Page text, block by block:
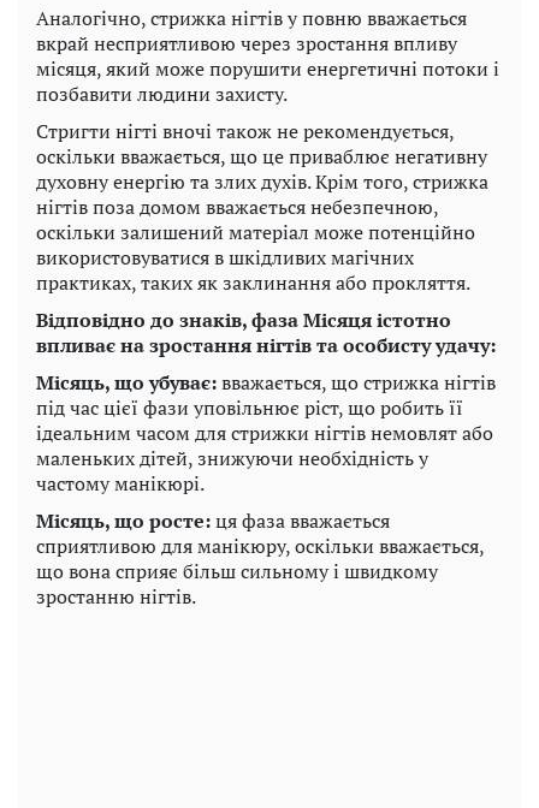
Аналогічно, стрижка нігтів у повню вважається
вкрай несприятливою через зростання впливу
місяця, який може порушити енергетичні потоки і
позбавити людини захисту.
Стригти нігті вночі також не рекомендується,
оскільки вважається, що це приваблює негативну
духовну енергію та злих духів. Крім того, стрижка
нігтів поза домом вважається небезпечною,
оскільки залишений матеріал може потенційно
використовуватися в шкідливих магічних
практиках, таких як заклинання або прокляття.
Відповідно до знаків, фаза Місяця істотно
впливає на зростання нігтів та особисту удачу:
Місяць, що убуває:вважається, що стрижка нігтів
під час цієї фази уповільнює ріст, що робить її
ідеальним часом для стрижки нігтів немовлят або
маленьких дітей, знижуючи необхідність у
частому манікюрі.
Місяць, що росте:ця фаза вважається
сприятливою для манікюру, оскільки вважається,
що вона сприяє більш сильному і швидкому
зростанню нігтів.